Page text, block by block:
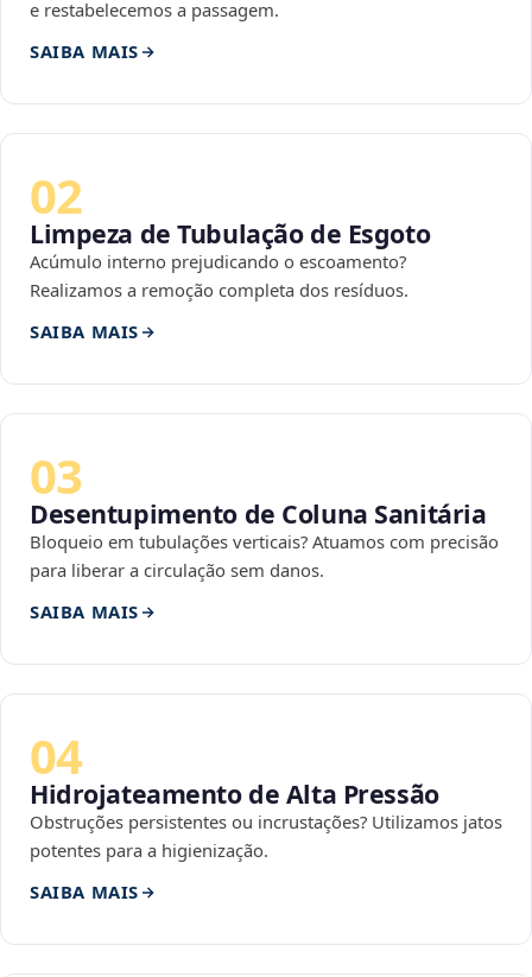
e restabelecemos a passagem.
SAIBA MAIS
02
Limpeza de Tubulação de Esgoto
Acúmulo interno prejudicando o escoamento?
Realizamos a remoção completa dos resíduos.
SAIBA MAIS
03
Desentupimento de Coluna Sanitária
Bloqueio em tubulações verticais? Atuamos com precisão
para liberar a circulação sem danos.
SAIBA MAIS
04
Hidrojateamento de Alta Pressão
Obstruções persistentes ou incrustações? Utilizamos jatos
potentes para a higienização.
SAIBA MAIS